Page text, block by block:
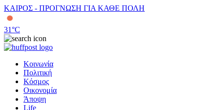
ΚΑΙΡΟΣ - ΠΡΟΓΝΩΣΗ ΓΙΑ ΚΑΘΕ ΠΟΛΗ
31°C
Κοινωνία
Πολιτική
Κόσμος
Οικονομία
Άποψη
Life